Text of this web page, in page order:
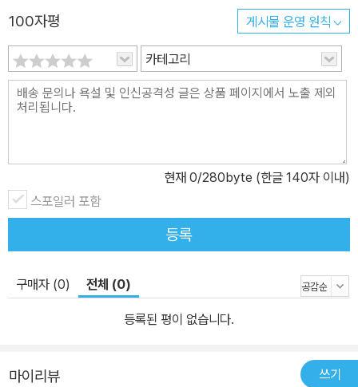
100자평 게시물 운영 원칙
카테고리
현재 0/280byte (한글 140자 이내)
스포일러 포함
등록
구매자 (0) 전체 (0)
등록된 평이 없습니다.
마이리뷰 쓰기